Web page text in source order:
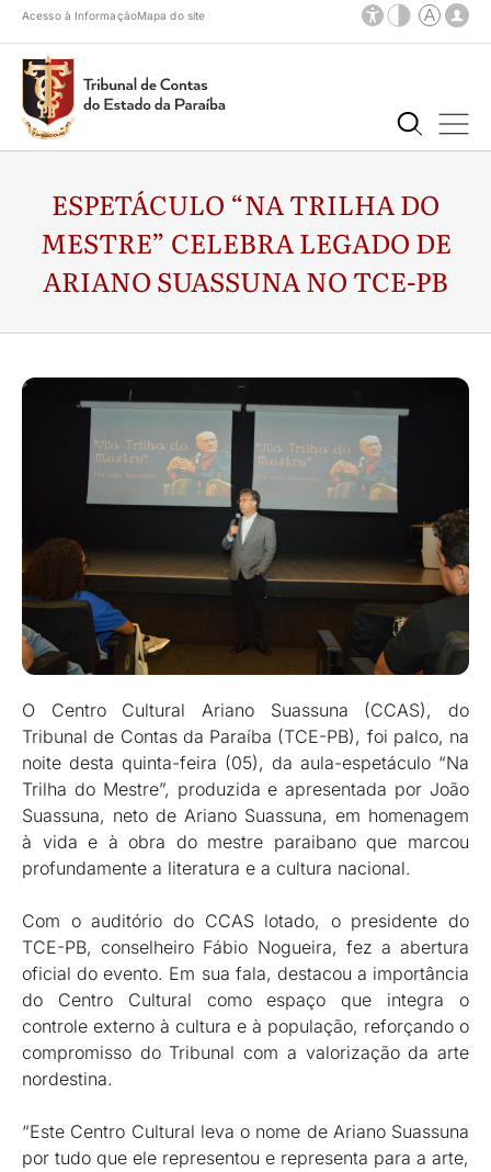
Acesso à InformaçãoMapa do site
ESPETÁCULO “NA TRILHA DO
MESTRE” CELEBRA LEGADO DE
ARIANO SUASSUNA NO TCE-PB
O Centro Cultural Ariano Suassuna (CCAS), do
Tribunal de Contas da Paraíba (TCE-PB), foi palco, na
noite desta quinta-feira (05), da aula-espetáculo “Na
Trilha do Mestre”, produzida e apresentada por João
Suassuna, neto de Ariano Suassuna, em homenagem
à vida e à obra do mestre paraibano que marcou
profundamente a literatura e a cultura nacional.
Com o auditório do CCAS lotado, o presidente do
TCE-PB, conselheiro Fábio Nogueira, fez a abertura
oficial do evento. Em sua fala, destacou a importância
do Centro Cultural como espaço que integra o
controle externo à cultura e à população, reforçando o
compromisso do Tribunal com a valorização da arte
nordestina.
“Este Centro Cultural leva o nome de Ariano Suassuna
por tudo que ele representou e representa para a arte,